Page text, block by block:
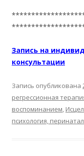
Запись на
консультации
Запись опубликована
регрессионная
воспоминанием,
психология,